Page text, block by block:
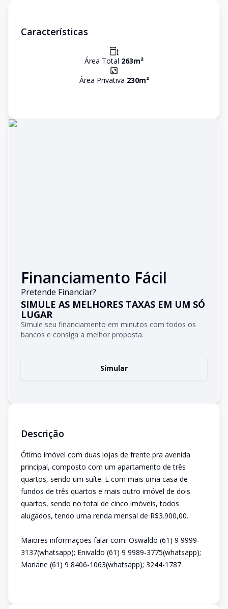
Características
Área Total 263m²
Área Privativa 230m²
Financiamento Fácil
Pretende Financiar?
SIMULE AS MELHORES TAXAS EM UM SÓ
LUGAR
Simule seu financiamento em minutos com todos os
bancos e consiga a melhor proposta.
Simular
Descrição
Ótimo imóvel com duas lojas de frente pra avenida
principal, composto com um apartamento de três
quartos, sendo um suíte. E com mais uma casa de
fundos de três quartos e mais outro imóvel de dois
quartos, sendo no total de cinco imóveis, todos
alugados, tendo uma renda mensal de R$3.900,00.
Maiores informações falar com: Oswaldo (61) 9 9999-
3137(whatsapp); Enivaldo (61) 9 9989-3775(whatsapp);
Mariane (61) 9 8406-1063(whatsapp); 3244-1787